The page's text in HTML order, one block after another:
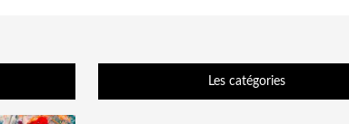
Les catégories